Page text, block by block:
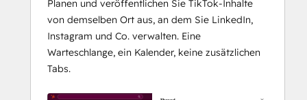
Planen und veröffentlichen Sie TikTok-Inhalte
von demselben Ort aus, an dem Sie LinkedIn,
Instagram und Co. verwalten. Eine
Warteschlange, ein Kalender, keine zusätzlichen
Tabs.